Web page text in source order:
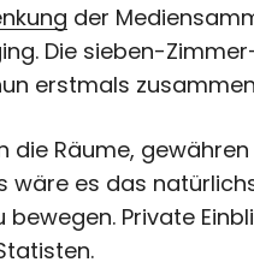
der
Die sieben-
erstmals
die Räume,
wäre es das
Private